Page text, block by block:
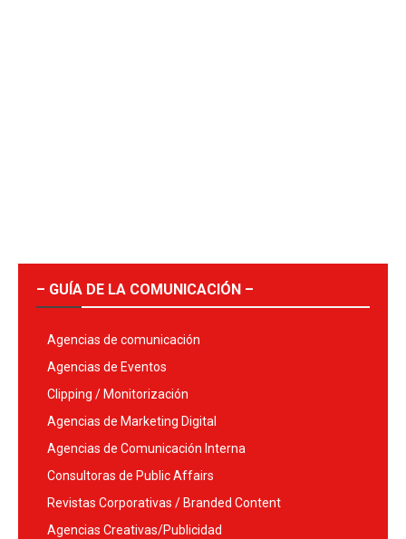
– GUÍA DE LA COMUNICACIÓN –
Agencias de comunicación
Agencias de Eventos
Clipping / Monitorización
Agencias de Marketing Digital
Agencias de Comunicación Interna
Consultoras de Public Affairs
Revistas Corporativas / Branded Content
Agencias Creativas/Publicidad